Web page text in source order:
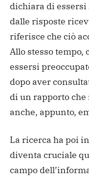
dichiara di
dalle risposte
riferisce che ciò
Allo stesso tempo,
essersi
dopo aver
di un rapporto
anche, appunto,
La ricerca ha poi
diventa cruciale
campo